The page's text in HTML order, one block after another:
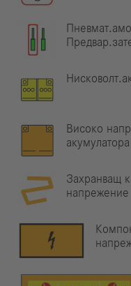
Високо
акумулатора
Захранващ
напрежение